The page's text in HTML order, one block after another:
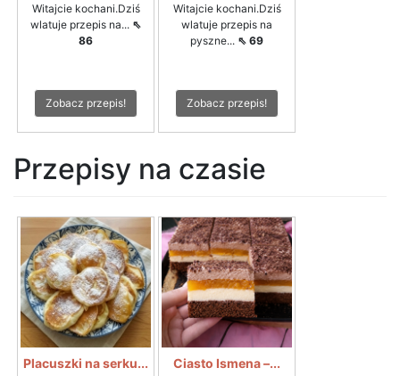
Witajcie kochani.Dziś
wlatuje przepis na... ⇖
86
Zobacz przepis!
Witajcie kochani.Dziś
wlatuje przepis na
pyszne... ⇖ 69
Zobacz przepis!
Przepisy na czasie
Placuszki na serku... Ciasto Ismena –...